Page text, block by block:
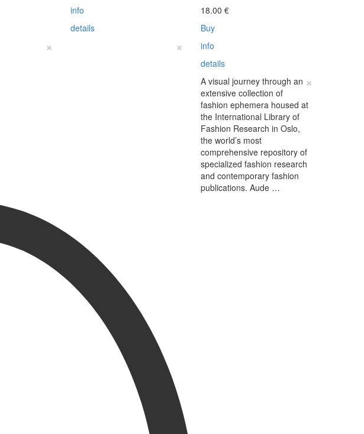
×
info
details
×
18.00 €
Buy
info
details
×
A visual journey through an
extensive collection of
fashion ephemera housed at
the International Library of
Fashion Research in Oslo,
the world’s most
comprehensive repository of
specialized fashion research
and contemporary fashion
publications. Aude …